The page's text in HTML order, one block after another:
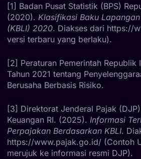
[1] Badan Pusat Statistik (BPS)
(2020). Klasifikasi Baku
(KBLI) 2020. Diakses dari https://
versi terbaru yang berlaku).
[2] Peraturan Pemerintah Republik
Tahun 2021 tentang
Berusaha Berbasis Risiko.
[3] Direktorat Jenderal Pajak
Keuangan RI. (2025). Informasi
Perpajakan Berdasarkan KBLI.
https://www.pajak.go.id/ (Contoh
merujuk ke informasi resmi DJP).